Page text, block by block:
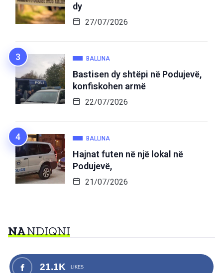
dy
27/07/2026
BALLINA
Bastisen dy shtëpi në Podujevë,
konfiskohen armë
22/07/2026
BALLINA
Hajnat futen në një lokal në
Podujevë,
21/07/2026
NANDIQNI
21.1K LIKES